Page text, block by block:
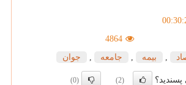
4864
بیمه جامعه جوان
(2)
(0)